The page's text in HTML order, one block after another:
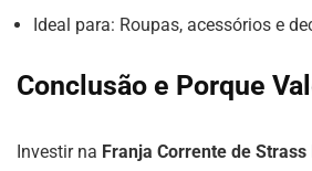
Ideal para: Roupas, acessórios e
Conclusão e Porque
Investir na Franja Corrente de